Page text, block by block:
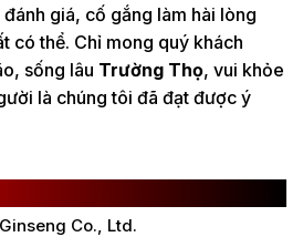
giá, cố gắng làm hài lòng
có thể. Chỉ mong quý khách
sống lâu Trường Thọ, vui khỏe
là chúng tôi đã đạt được ý
Co., Ltd.